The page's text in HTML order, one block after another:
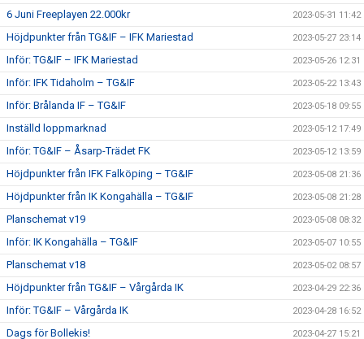
6 Juni Freeplayen 22.000kr 2023-05-31 11:42
Höjdpunkter från TG&IF – IFK Mariestad 2023-05-27 23:14
Inför: TG&IF – IFK Mariestad 2023-05-26 12:31
Inför: IFK Tidaholm – TG&IF 2023-05-22 13:43
Inför: Brålanda IF – TG&IF 2023-05-18 09:55
Inställd loppmarknad 2023-05-12 17:49
Inför: TG&IF – Åsarp-Trädet FK 2023-05-12 13:59
Höjdpunkter från IFK Falköping – TG&IF 2023-05-08 21:36
Höjdpunkter från IK Kongahälla – TG&IF 2023-05-08 21:28
Planschemat v19 2023-05-08 08:32
Inför: IK Kongahälla – TG&IF 2023-05-07 10:55
Planschemat v18 2023-05-02 08:57
Höjdpunkter från TG&IF – Vårgårda IK 2023-04-29 22:36
Inför: TG&IF – Vårgårda IK 2023-04-28 16:52
Dags för Bollekis! 2023-04-27 15:21